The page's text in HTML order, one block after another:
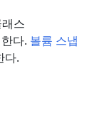
스
다. 볼륨 스냅
다.